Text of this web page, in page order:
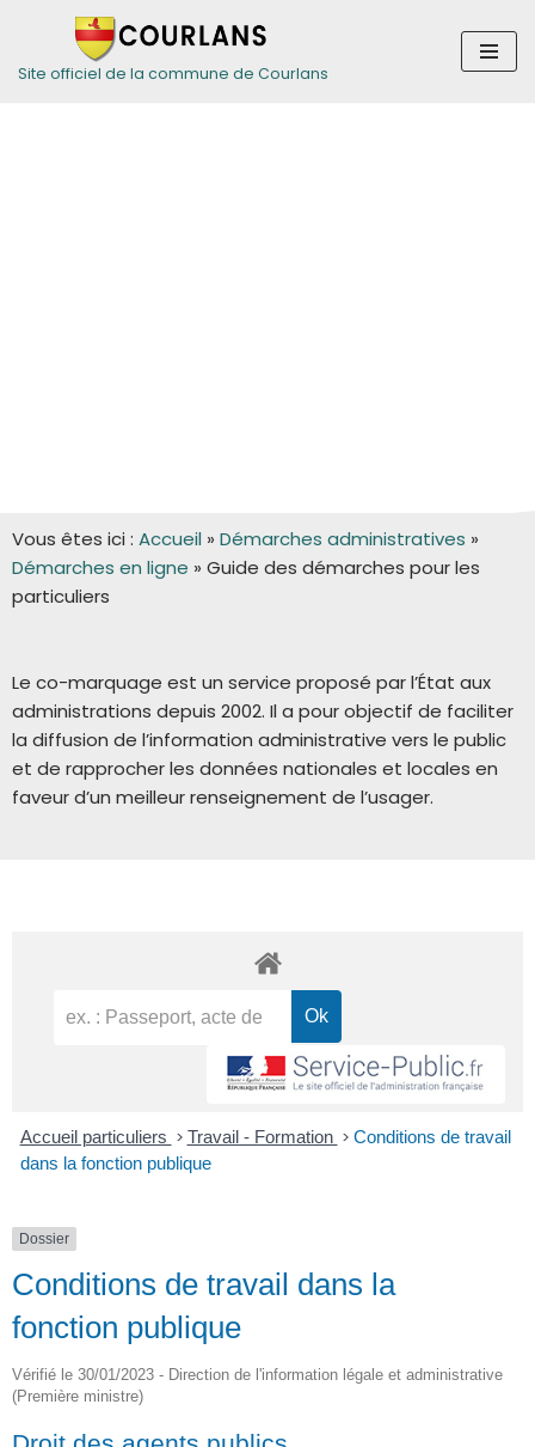
Aller
Site officiel de la commune de Courlans
Vous êtes ici : Accueil » Démarches administratives »
Démarches en ligne » Guide des démarches pour les
particuliers
Le co-marquage est un service proposé par l’État aux
administrations depuis 2002. Il a pour objectif de faciliter
la diffusion de l’information administrative vers le public
et de rapprocher les données nationales et locales en
faveur d’un meilleur renseignement de l’usager.
Accueil particuliers > Travail - Formation > Conditions de travail
dans la fonction publique
Dossier
Conditions de travail dans la
fonction publique
Vérifié le 30/01/2023 - Direction de l'information légale et administrative
(Première ministre)